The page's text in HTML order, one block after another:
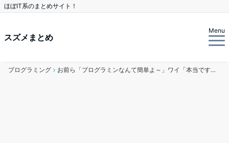
ほぼIT系のまとめサイト！
スズメまとめ
Menu
プログラミング お前ら「プログラミンなんて簡単よ～」ワイ「本当ですか！」